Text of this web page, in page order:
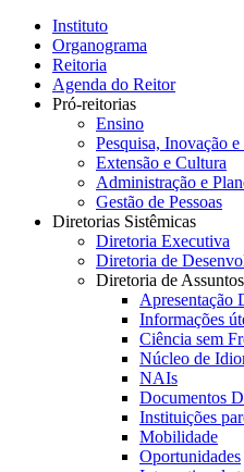
Instituto
Organograma
Reitoria
Agenda do Reitor
Pró-reitorias
Ensino
Pesquisa, Inovação
Extensão e Cultura
Administração e
Gestão de Pessoas
Diretorias Sistêmicas
Diretoria Executiva
Diretoria de
Diretoria de
Apresentação
Informações
Ciência sem
Núcleo de
NAIs
Documentos
Instituições
Mobilidade
Oportunidades